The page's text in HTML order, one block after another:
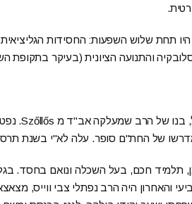
היו תחת שלוש השפעות: החסידות
והתנועה הציונית (בעיקר בתקופת השלטון
של החת"ם סופר. עלה לא"י בשנת תרס"ט-